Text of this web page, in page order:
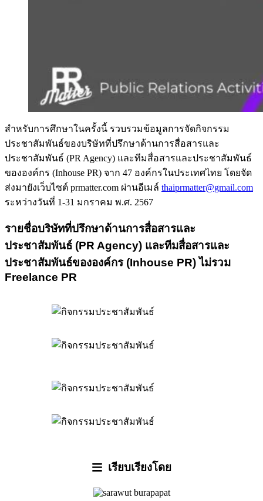
สำหรับการศึกษาในครั้งนี้ รวบรวมข้อมูลการจัดกิจกรรม
ประชาสัมพันธ์ของบริษัทที่ปรึกษาด้านการสื่อสารและ
ประชาสัมพันธ์ (PR Agency) และทีมสื่อสารและประชาสัมพันธ์
ขององค์กร (Inhouse PR) จาก 47 องค์กรในประเทศไทย โดยจัด
ส่งมายังเว็บไซต์ prmatter.com ผ่านอีเมล์ thaiprmatter@gmail.com
ระหว่างวันที่ 1-31 มกราคม พ.ศ. 2567
รายชื่อบริษัทที่ปรึกษาด้านการสื่อสารและ
ประชาสัมพันธ์ (PR Agency) และทีมสื่อสารและ
ประชาสัมพันธ์ขององค์กร (Inhouse PR) ไม่รวม
Freelance PR
เรียบเรียงโดย